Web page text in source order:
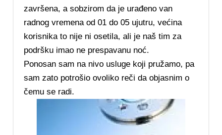
završena, a sobzirom da je urađeno van
radnog vremena od 01 do 05 ujutru, većina
korisnika to nije ni osetila, ali je naš tim za
podršku imao ne prespavanu noć.
Ponosan sam na nivo usluge koji pružamo, pa
sam zato potrošio ovoliko reči da objasnim o
čemu se radi.